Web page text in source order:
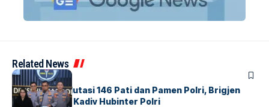
Related News
BERITA
Mabes Polri Mutasi 146 Pati dan Pamen Polri, Brigjen
Untung Jabat Kadiv Hubinter Polri